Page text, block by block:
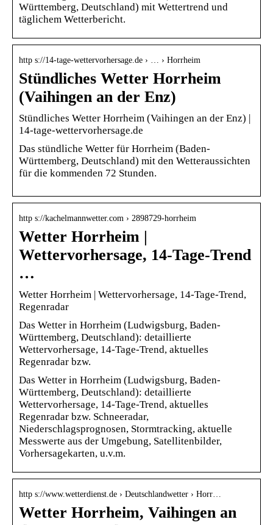
Württemberg, Deutschland) mit Wettertrend und
täglichem Wetterbericht.
http s://14-tage-wettervorhersage.de › … › Horrheim
Stündliches Wetter Horrheim
(Vaihingen an der Enz)
Stündliches Wetter Horrheim (Vaihingen an der Enz) |
14-tage-wettervorhersage.de
Das stündliche Wetter für Horrheim (Baden-
Württemberg, Deutschland) mit den Wetteraussichten
für die kommenden 72 Stunden.
http s://kachelmannwetter.com › 2898729-horrheim
Wetter Horrheim |
Wettervorhersage, 14-Tage-Trend
…
Wetter Horrheim | Wettervorhersage, 14-Tage-Trend,
Regenradar
Das Wetter in Horrheim (Ludwigsburg, Baden-
Württemberg, Deutschland): detaillierte
Wettervorhersage, 14-Tage-Trend, aktuelles
Regenradar bzw.
Das Wetter in Horrheim (Ludwigsburg, Baden-
Württemberg, Deutschland): detaillierte
Wettervorhersage, 14-Tage-Trend, aktuelles
Regenradar bzw. Schneeradar,
Niederschlagsprognosen, Stormtracking, aktuelle
Messwerte aus der Umgebung, Satellitenbilder,
Vorhersagekarten, u.v.m.
http s://www.wetterdienst.de › Deutschlandwetter › Horr…
Wetter Horrheim, Vaihingen an